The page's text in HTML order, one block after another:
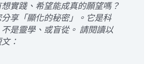
想實踐、希望能成真的願望嗎？
享「顯化的秘密」。它是科
是靈學、或盲從。 請閱讀以
：